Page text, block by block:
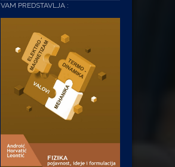
VAM PREDSTAVLJA :